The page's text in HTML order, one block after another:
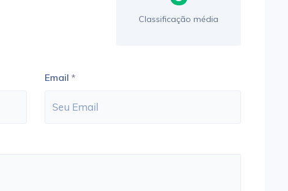
Classificação média
Email *